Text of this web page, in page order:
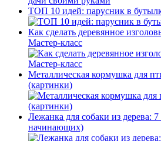
ТОП 10 идей: парусник в
Как сделать деревянное
Мастер-класс
Металлическая кормушка для
(картинки)
Лежанка для собаки из дерева:
начинающих)